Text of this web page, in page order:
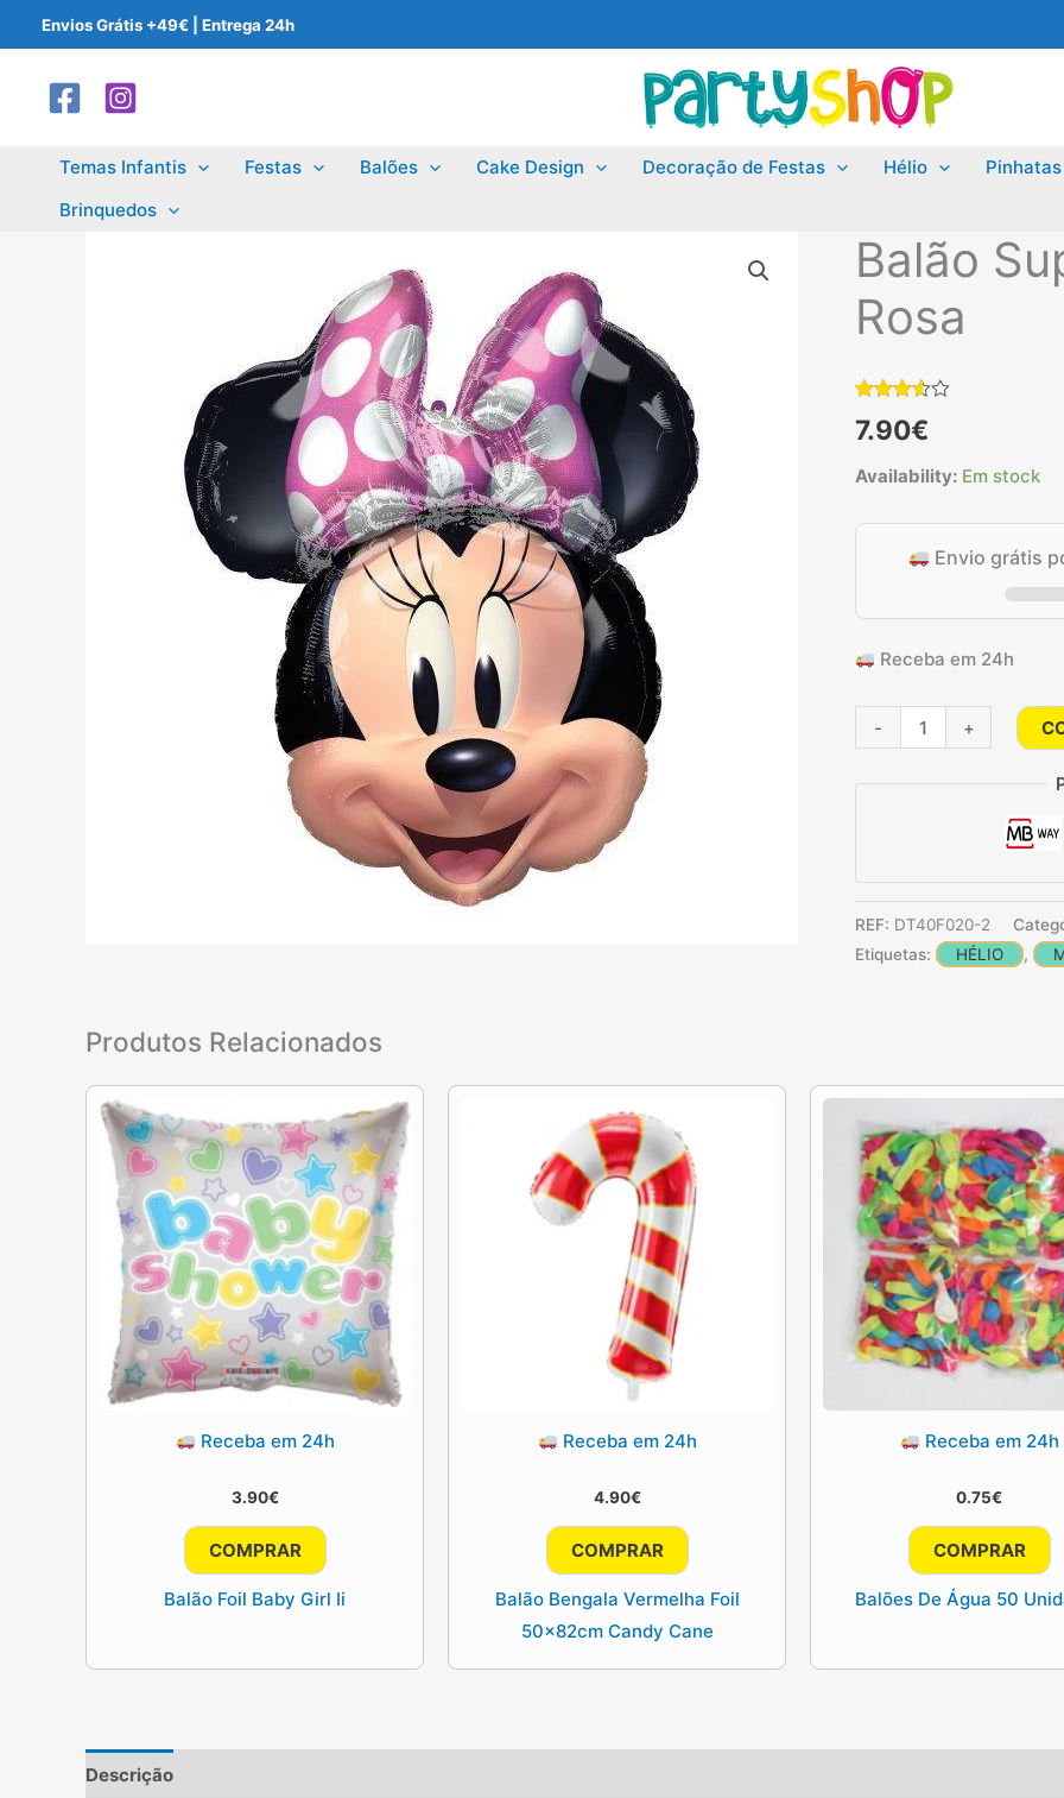
to
content
Envios Grátis +49€ | Entrega 24h
Temas Infantis Festas Balões Cake Design Decoração de Festas Hélio
Brinquedos
Balão
Rosa
com
5 com
base
classificações
clientes
7.90€
Availability: Em stock
Envio grátis
Receba em 24h
-
Quantidade
de
Balão
Rosa
+
REF: DT40F020-2
Etiquetas:
HÉLIO ,
Produtos Relacionados
Receba em 24h
3.90€
COMPRAR
Balão Foil Baby Girl Ii
Receba em 24h
4.90€
COMPRAR
Balão Bengala Vermelha Foil
50x82cm Candy Cane
Receba em 24h
0.75€
COMPRAR
Balões De Água 50
Descrição